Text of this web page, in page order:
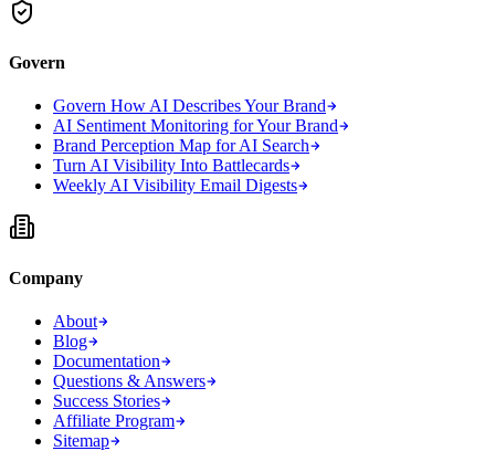
Govern
Govern How AI Describes Your Brand
AI Sentiment Monitoring for Your Brand
Brand Perception Map for AI Search
Turn AI Visibility Into Battlecards
Weekly AI Visibility Email Digests
Company
About
Blog
Documentation
Questions & Answers
Success Stories
Affiliate Program
Sitemap